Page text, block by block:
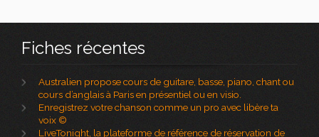
Fiches récentes
Australien propose cours de guitare, basse, piano, chant ou
cours d’anglais à Paris en présentiel ou en visio.
Enregistrez votre chanson comme un pro avec libère ta
voix ©
LiveTonight, la plateforme de référence de réservation de